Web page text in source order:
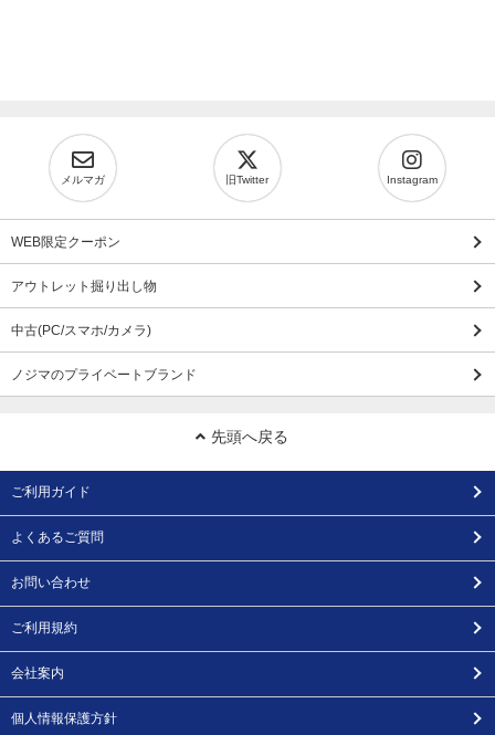
メルマガ 旧Twitter Instagram
WEB限定クーポン
アウトレット掘り出し物
中古(PC/スマホ/カメラ)
ノジマのプライベートブランド
先頭へ戻る
ご利用ガイド
よくあるご質問
お問い合わせ
ご利用規約
会社案内
個人情報保護方針